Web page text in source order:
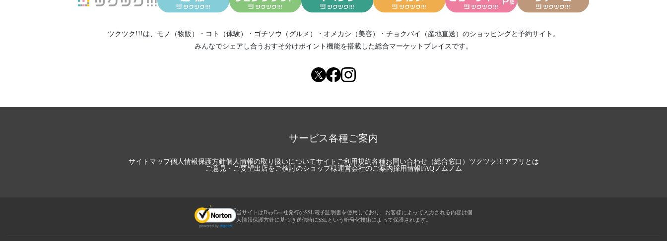
ツクツク!!!は、 モノ（物販） ・ コト（体験） ・ ゴチソウ（グルメ） ・ オメカシ（美容） ・ チョクバイ（産地直送） のショッピングと予約サイト。
みんなでシェアし合う おすそ分けポイント機能を搭載した総合マーケットプレイスです。
サービス各種ご案内
サイトマップ個人情報保護方針個人情報の取り扱いについてサイトご利用規約各種お問い合わせ（総合窓口） ツクツク!!!アプリとは
ご意見・ご要望出店をご検討のショップ様運営会社のご案内採用情報FAQノムノム
当サイトはDigiCert社発行のSSL電子証明書を使用しており、お客様によって入力される内容は個
人情報保護方針に基づき送信時にSSLという暗号化技術によって保護されます。